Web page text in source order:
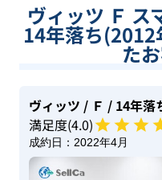
ヴィッツ Ｆ ス
14年落ち
た
ヴィッツ / Ｆ / 14年落
満足度(4.0)
成約日： 2022年4月